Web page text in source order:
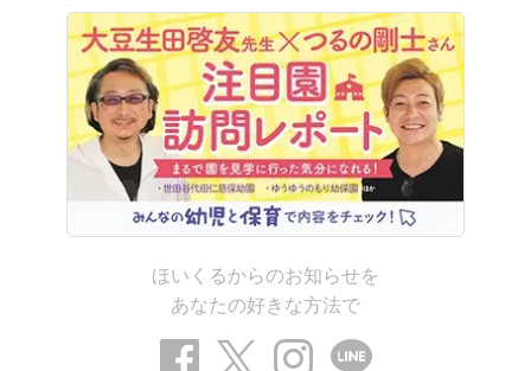
ほいくるからのお知らせを
あなたの好きな方法で